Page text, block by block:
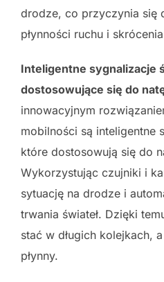
drodze, co przyczynia się
płynności ruchu i
Inteligentne sygnalizacje
dostosowujące się do
innowacyjnym
mobilności są inteligentne
które dostosowują się do
Wykorzystując czujniki i
sytuację na drodze i
trwania świateł. Dzięki
stać w długich kolejkach,
płynny.